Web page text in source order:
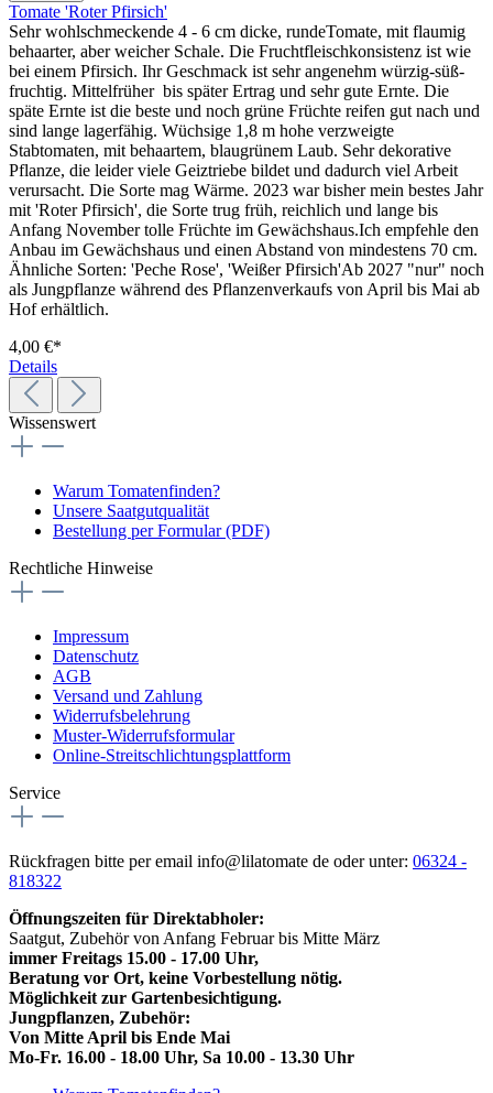
Tomate 'Roter Pfirsich'
Sehr wohlschmeckende 4 - 6 cm dicke, rundeTomate, mit flaumig
behaarter, aber weicher Schale. Die Fruchtfleisch­konsistenz ist wie
bei einem Pfirsich. Ihr Geschmack ist sehr angenehm würzig-süß-
fruchtig. Mittelfrüher bis später Ertrag und sehr gute Ernte. Die
späte Ernte ist die beste und noch grüne Früchte reifen gut nach und
sind lange lagerfähig. Wüchsige 1,8 m hohe verzweigte
Stabtomaten, mit behaartem, blau­grü­nem Laub. Sehr dekorative
Pflan­ze, die leider viele Geiztriebe bildet und dadurch viel Arbeit
verursacht. Die Sorte mag Wärme. 2023 war bisher mein bestes Jahr
mit 'Roter Pfirsich', die Sorte trug früh, reichlich und lange bis
Anfang November tolle Früchte im Gewächshaus.Ich empfehle den
Anbau im Gewächshaus und einen Abstand von mindestens 70 cm.
Ähnliche Sorten: 'Peche Rose', 'Weißer Pfirsich'Ab 2027 "nur" noch
als Jungpflanze während des Pflanzenverkaufs von April bis Mai ab
Hof erhältlich.
4,00 €*
Details
Wissenswert
Warum Tomatenfinden?
Unsere Saatgutqualität
Bestellung per Formular (PDF)
Rechtliche Hinweise
Impressum
Datenschutz
AGB
Versand und Zahlung
Widerrufsbelehrung
Muster-Widerrufsformular
Online-Streitschlichtungsplattform
Service
Rückfragen bitte per email info@lilatomate de oder unter: 06324 -
818322
Öffnungszeiten für Direktabholer:
Saatgut, Zubehör von Anfang Februar bis Mitte März
immer Freitags 15.00 - 17.00 Uhr,
Beratung vor Ort, keine Vorbestellung nötig.
Möglichkeit zur Gartenbesichtigung.
Jungpflanzen, Zubehör:
Von Mitte April bis Ende Mai
Mo-Fr. 16.00 - 18.00 Uhr, Sa 10.00 - 13.30 Uhr